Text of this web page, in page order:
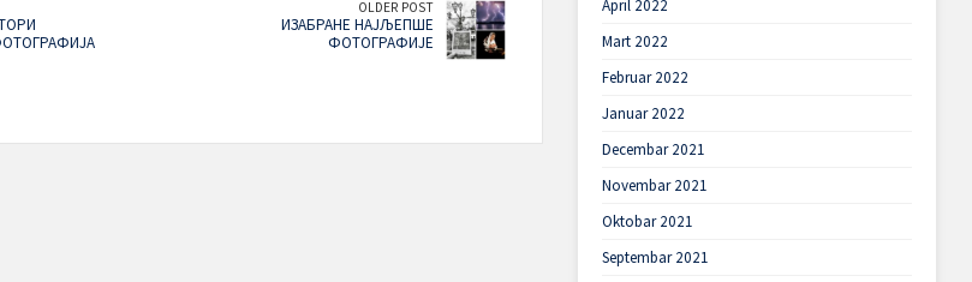
OLDER POST
ИЗАБРАНЕ НАЈЉЕПШЕ
ФОТОГРАФИЈЕ
April 2022
Mart 2022
Februar 2022
Januar 2022
Decembar 2021
Novembar 2021
Oktobar 2021
Septembar 2021